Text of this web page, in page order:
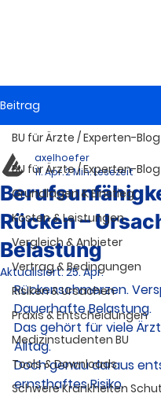
Beitrag
BU für Ärzte / Experten-Blog
Grundlagen & Einstieg
Kosten & Leistungen
Vergleich & Anbieter
Vertrag & Bedingungen
Risiken & Ursachen
Praxis & Entscheidungen
Medizinstudenten BU
Tools & Downloads
Schwere Krankheiten
BU für Ärzte / Experten-Blog
Rücken –
Belastung
axelhoefer
11. Apr.2 Min. Lesezeit
Aktualisiert:25. Apr.
Rückenschmerzen.
Dauerhafte Belastung.
Das gehört für viele
Alltag.
Doch genau daraus
ernsthaftes Risiko.